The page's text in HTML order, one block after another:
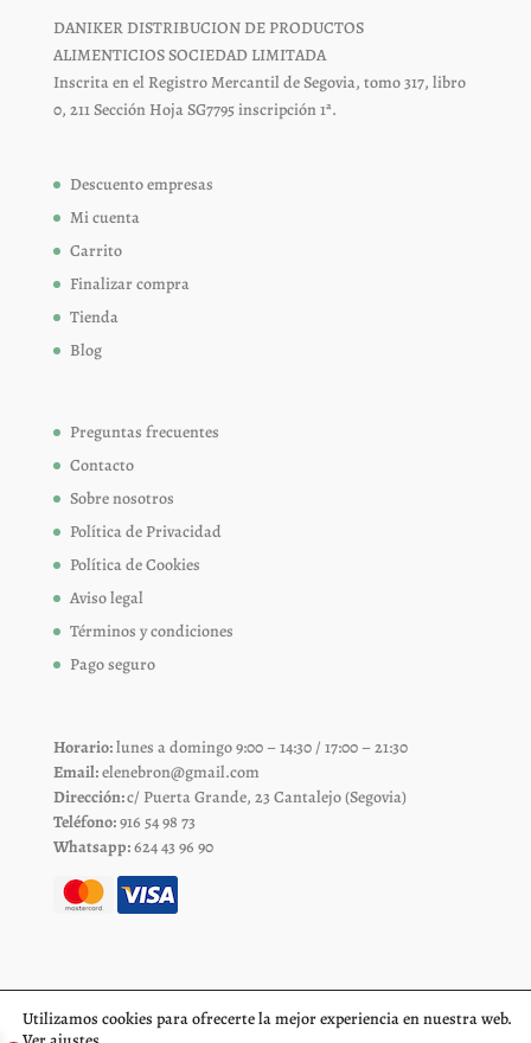
DANIKER DISTRIBUCION DE PRODUCTOS
ALIMENTICIOS SOCIEDAD LIMITADA
Inscrita en el Registro Mercantil de Segovia, tomo 317, libro
0, 211 Sección Hoja SG7795 inscripción 1ª.
Descuento empresas
Mi cuenta
Carrito
Finalizar compra
Tienda
Blog
Preguntas frecuentes
Contacto
Sobre nosotros
Política de Privacidad
Política de Cookies
Aviso legal
Términos y condiciones
Pago seguro
Horario:lunes a domingo 9:00 – 14:30 / 17:00 – 21:30
Email:elenebron@gmail.com
Dirección:c/ Puerta Grande, 23 Cantalejo (Segovia)
Teléfono:916 54 98 73
Whatsapp:624 43 96 90
Utilizamos cookies para ofrecerte la mejor experiencia en nuestra web.